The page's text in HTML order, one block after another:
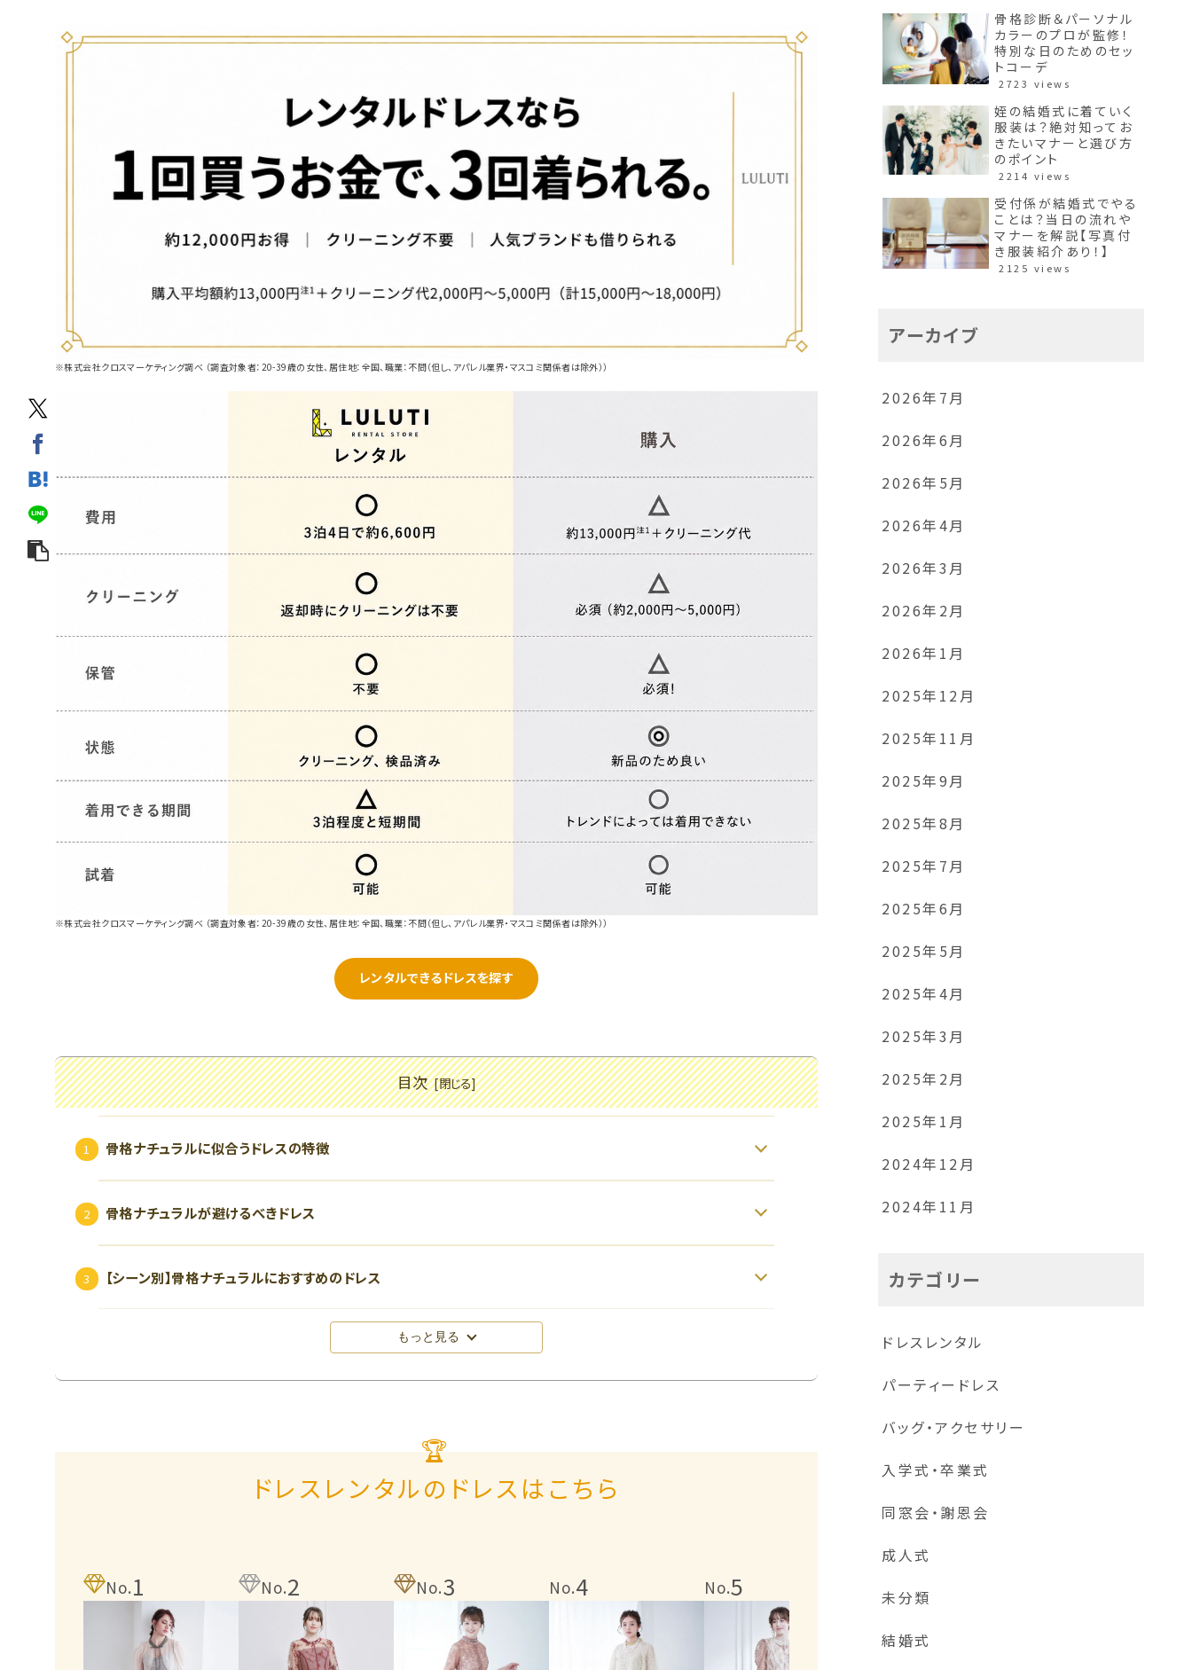
※株式会社クロスマーケティング調べ （調査対象者：20-39歳の女性、居住地：全国、職業：不問（但し、アパレル業界・マスコミ関係者は除外））
※株式会社クロスマーケティング調べ （調査対象者：20-39歳の女性、居住地：全国、職業：不問（但し、アパレル業界・マスコミ関係者は除外））
レンタルできるドレスを探す
目次
骨格ナチュラルに似合うドレスの特徴
骨格ナチュラルが避けるべきドレス
【シーン別】骨格ナチュラルにおすすめのドレス
もっと見る
🏆
ドレスレンタルのドレスはこちら
No.1 No.2 No.3 No.4 No.5
骨格診断＆パーソナル
カラーのプロが監修！
特別な日のためのセッ
トコーデ
2723 views
姪の結婚式に着ていく
服装は？絶対知ってお
きたいマナーと選び方
のポイント
2214 views
受付係が結婚式でやる
ことは？当日の流れや
マナーを解説【写真付
き服装紹介あり！】
2125 views
アーカイブ
2026年7月
2026年6月
2026年5月
2026年4月
2026年3月
2026年2月
2026年1月
2025年12月
2025年11月
2025年9月
2025年8月
2025年7月
2025年6月
2025年5月
2025年4月
2025年3月
2025年2月
2025年1月
2024年12月
2024年11月
カテゴリー
ドレスレンタル
パーティードレス
バッグ・アクセサリー
入学式・卒業式
同窓会・謝恩会
成人式
未分類
結婚式